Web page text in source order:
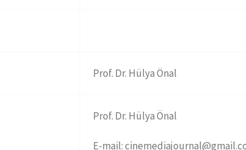
Prof. Dr. Hülya Önal
Prof. Dr. Hülya Önal
E-mail: